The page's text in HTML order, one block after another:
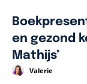
en gezond
Mathijs’
Valerie